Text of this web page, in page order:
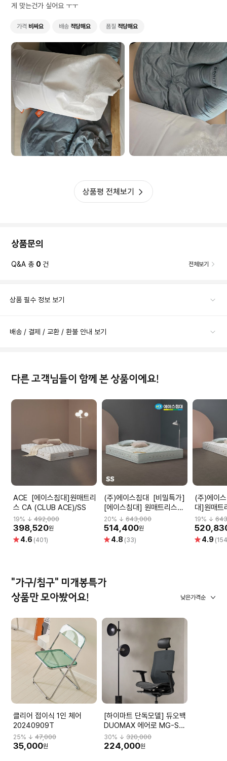
게 맞는건가 싶어요 ㅜㅜ
가격 비싸요 배송 적당해요 품질 적당해요
상품평 전체보기
상품문의
Q&A 총 0 건 전체보기
상품 필수 정보 보기
배송 / 결제 / 교환 / 환불 안내 보기
다른 고객님들이 함께 본 상품이에요!
ACE [에이스침대]원매트리
스 CA (CLUB ACE)/SS
19% ↓ 492,000
398,520원
별 4.6 (401)
(주)에이스침대 [비밀특가]
[에이스침대] 원매트리스
CA2(CLUB ACE2)/SS(슈
퍼싱글사이즈)
20% ↓643,000
514,400원
별 4.8 (33)
(주)에이스침대
대]원매
ACE2)/SS
19% ↓
별 4.9
"가구/침구" 미개봉특가
상품만 모아봤어요!
낮은가격순
클리어 접이식 1인 체어
20240909T
25% ↓ 47,000
35,000원
[하이마트 단독모델] 듀오백
DUOMAX 에어로 MG-S-
L2 DBBMGHL3NMBN-
M59BK
30% ↓320,000
224,000원